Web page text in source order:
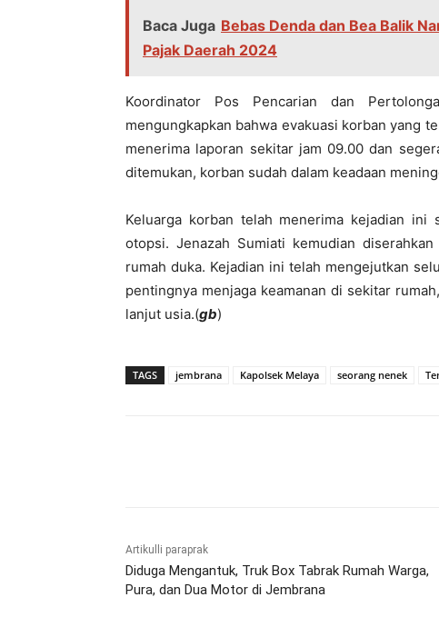
Baca Juga Bebas Denda dan Bea Balik
Pajak Daerah 2024
Koordinator Pos Pencarian dan
mengungkapkan bahwa evakuasi korban yang
menerima laporan sekitar jam 09.00 dan
ditemukan, korban sudah dalam keadaan
Keluarga korban telah menerima kejadian ini
otopsi. Jenazah Sumiati kemudian
rumah duka. Kejadian ini telah mengejutkan
pentingnya menjaga keamanan di sekitar
lanjut usia.(gb)
TAGS jembrana Kapolsek Melaya seorang nenek
Artikulli paraprak
Diduga Mengantuk, Truk Box Tabrak Rumah Warga,
Pura, dan Dua Motor di Jembrana